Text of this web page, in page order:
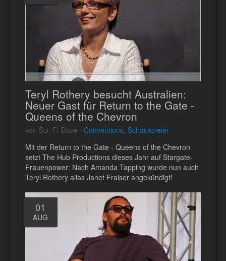
Teryl Rothery besucht Australien:
Neuer Gast für Return to the Gate -
Queens of the Chevron
von Sci_Fi-Dave · Conventions, Schauspieler
Mit der Return to the Gate - Queens of the Chevron
setzt The Hub Productions dieses Jahr auf Stargate-
Frauenpower: Nach Amanda Tapping wurde nun auch
Teryl Rothery alias Janet Fraiser angekündigt!
01
AUG